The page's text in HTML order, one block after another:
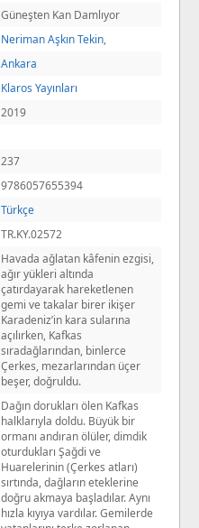
Güneşten Kan Damlıyor
Neriman Aşkın Tekin,
Ankara
Klaros Yayınları
2019
237
9786057655394
Türkçe
TR.KY.02572
Havada ağlatan kâfenin ezgisi,
ağır yükleri altında
çatırdayarak hareketlenen
gemi ve takalar birer ikişer
Karadeniz’in kara sularına
açılırken, Kafkas
sıradağlarından, binlerce
Çerkes, mezarlarından üçer
beşer, doğruldu.
Dağın dorukları ölen Kafkas
halklarıyla doldu. Büyük bir
ormanı andıran ölüler, dimdik
oturdukları Şağdi ve
Huarelerinin (Çerkes atları)
sırtında, dağların eteklerine
doğru akmaya başladılar. Aynı
hızla kıyıya vardılar. Gemilerde